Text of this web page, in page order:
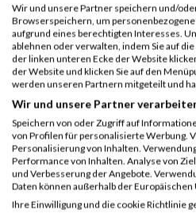
19864
Melanie
20009
Jana
19796
Isabel
20034
Simone
19727
Denise
20023
Eva Maria
19461
Marlies
19665
Veronika
19703
Katja
Wir und unsere Partner speichern und/
Browserspeichern, um
aufgrund eines berechtigten Interesses.
ablehnen oder verwalten, indem Sie auf
der linken unteren Ecke der Website
der Website und klicken Sie auf den
werden unseren Partnern mitgeteilt und
Wir und unsere Partner
Speichern von oder Zugriff auf
von Profilen für personalisierte Werbung.
Personalisierung von Inhalten.
Performance von Inhalten. Analyse von
und Verbesserung der Angebote.
Daten können außerhalb der
Ihre Einwilligung und die cookie Richtlinie